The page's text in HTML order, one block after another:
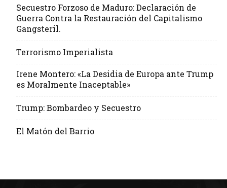
Secuestro Forzoso de Maduro: Declaración de
Guerra Contra la Restauración del Capitalismo
Gangsteril.
Terrorismo Imperialista
Irene Montero: «La Desidia de Europa ante Trump
es Moralmente Inaceptable»
Trump: Bombardeo y Secuestro
El Matón del Barrio